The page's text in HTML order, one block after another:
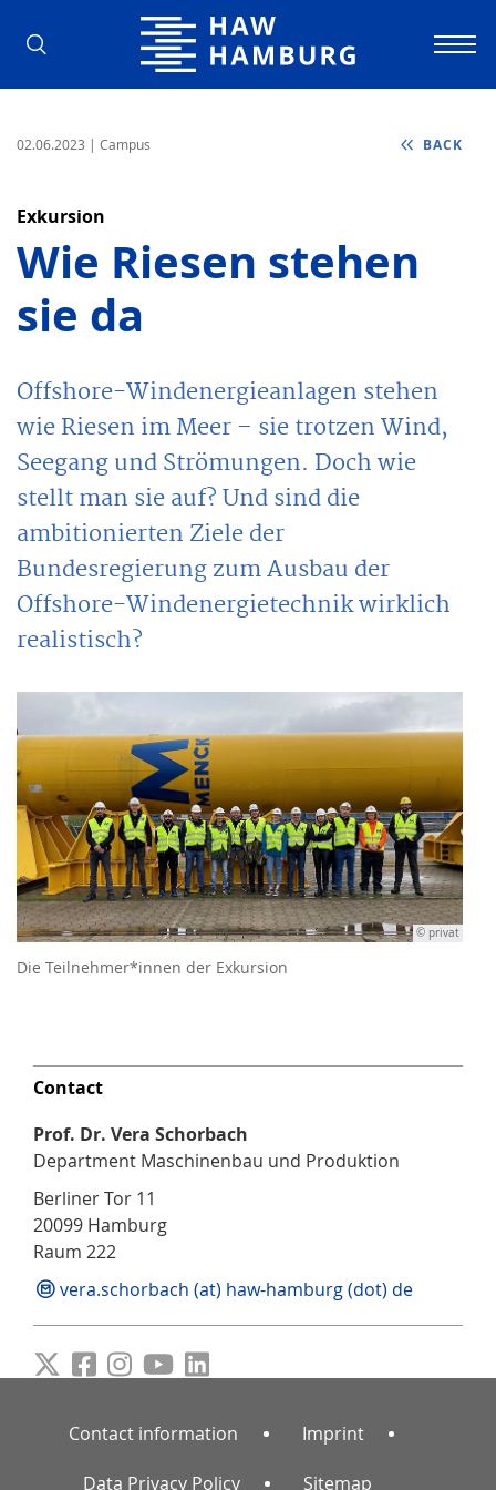
Hamburg University of Applied
02.06.2023 | Campus BACK
Exkursion
Wie Riesen stehen
sie da
Offshore-Windenergieanlagen stehen
wie Riesen im Meer – sie trotzen Wind,
Seegang und Strömungen. Doch wie
stellt man sie auf? Und sind die
ambitionierten Ziele der
Bundesregierung zum Ausbau der
Offshore-Windenergietechnik wirklich
realistisch?
© privat
Die Teilnehmer*innen der Exkursion
Contact
Prof. Dr. Vera Schorbach
Department Maschinenbau und Produktion
Berliner Tor 11
20099 Hamburg
Raum 222
vera.schorbach (at) haw-hamburg (dot) de
Contact information Imprint
Data Privacy Policy Sitemap